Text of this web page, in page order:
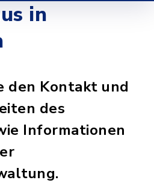
in
den Kontakt und
des
Informationen